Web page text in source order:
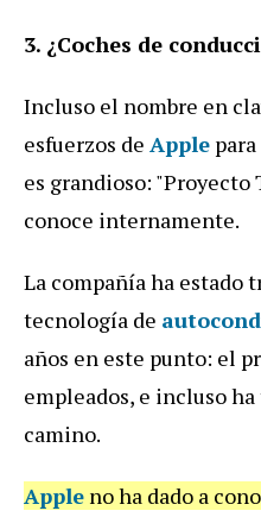
3. ¿Coches de
Incluso el nombre en
esfuerzos de Apple
es grandioso: "Proyecto
conoce internamente.
La compañía ha estado
tecnología de
años en este punto: el
empleados, e incluso
camino.
Apple no ha dado a